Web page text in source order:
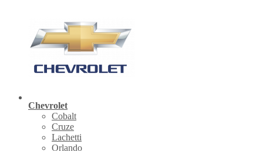
Chevrolet
Cobalt
Cruze
Lachetti
Orlando